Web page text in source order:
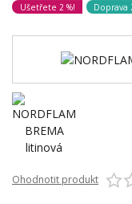
Ušetřete 2 %! Doprava
Ohodnotit produkt